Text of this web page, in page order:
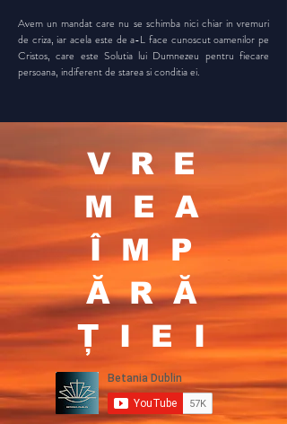
Avem un mandat care nu se schimba nici chiar in vremuri
de criza, iar acela este de a-L face cunoscut oamenilor pe
Cristos, care este Solutia lui Dumnezeu pentru fiecare
persoana, indiferent de starea si conditia ei.
VRE
MEA
ÎMP
ĂRĂ
ȚIEI